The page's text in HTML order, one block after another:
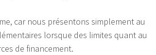
car nous présentons simplement au
lorsque des limites quant au
de financement.